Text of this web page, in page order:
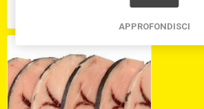
APPROFONDISCI